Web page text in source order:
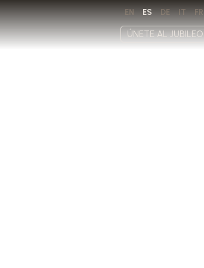
EN ES DE IT FR
ÚNETE AL JUBILEO